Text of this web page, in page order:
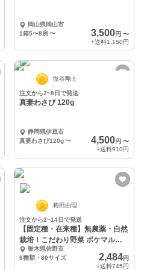
岡山県岡山市
1箱5〜8房 〜 3,500円 〜
+送料1,150円
塩谷剛士
注文から2~8日で発送
真妻わさび 120g
静岡県伊豆市
真妻わさび120g 〜 4,500円 〜
+送料910円
梅田由理
注文から2~14日で発送
【固定種・在来種】無農薬・自然
栽培！こだわり野菜 ポケマルセ
ットSサイズ
栃木県佐野市
6種類・80サイズ
2,484円
+送料745円